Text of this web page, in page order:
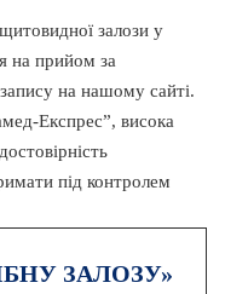
залози у
на прийом за
на нашому сайті.
Експрес”, висока
під контролем
ЗАЛОЗУ»